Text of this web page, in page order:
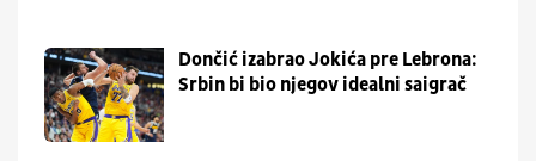
Dončić izabrao Jokića pre Lebrona:
Srbin bi bio njegov idealni saigrač